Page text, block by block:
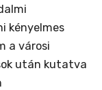
kényelmes
a városi
után kutatva